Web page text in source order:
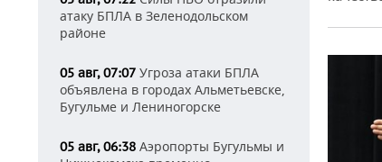
атаку БПЛА в Зеленодольском
районе
05 авг, 07:07 Угроза атаки БПЛА
объявлена в городах Альметьевске,
Бугульме и Лениногорске
05 авг, 06:38 Аэропорты Бугульмы и